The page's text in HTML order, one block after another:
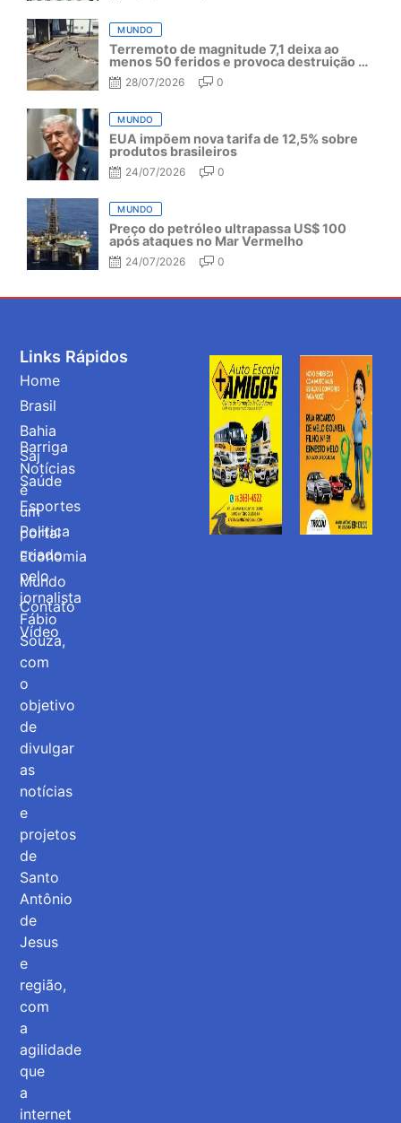
MUNDO
Terremoto de magnitude 7,1 deixa ao
menos 50 feridos e provoca destruição no
Japão
28/07/2026 0
MUNDO
EUA impõem nova tarifa de 12,5% sobre
produtos brasileiros
24/07/2026 0
MUNDO
Preço do petróleo ultrapassa US$ 100
após ataques no Mar Vermelho
24/07/2026 0
Barriga
Notícias
é
um
portal
criado
pelo
jornalista
Fábio
Souza,
com
o
objetivo
de
divulgar
as
notícias
e
projetos
de
Santo
Antônio
de
Jesus
e
região,
com
a
agilidade
que
a
internet
Links Rápidos
Home
Brasil
Bahia
Saj
Saúde
Esportes
Politica
Economia
Mundo
Contato
Vídeo